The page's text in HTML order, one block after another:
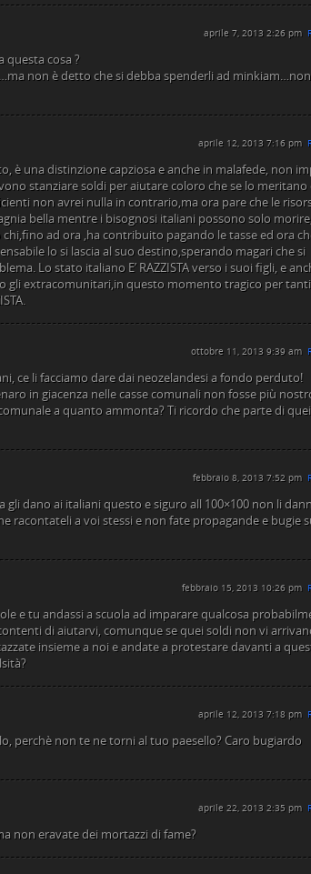
aprile 7, 2013 2:26 pm
questa cosa ?
non è detto che si debba spenderli ad
aprile 12, 2013 7:16 pm
è una distinzione capziosa e anche in malafede, non
stanziare soldi per aiutare coloro che se lo meritano
non avrei nulla in contrario,ma ora pare che le
bella mentre i bisognosi italiani possono solo
ad ora ,ha contribuito pagando le tasse ed ora
lo si lascia al suo destino,sperando magari che si
Lo stato italiano E’ RAZZISTA verso i suoi figli, e
gli extracomunitari,in questo momento tragico per tanti
ottobre 11, 2013 9:39 am
ce li facciamo dare dai neozelandesi a fondo perduto!
in giacenza nelle casse comunali non fosse più
a quanto ammonta? Ti ricordo che parte di
febbraio 8, 2013 7:52 pm
dano ai italiani questo e siguro all 100×100 non li
racontateli a voi stessi e non fate propagande e bugie
febbraio 15, 2013 10:26 pm
e tu andassi a scuola ad imparare qualcosa
di aiutarvi, comunque se quei soldi non vi
insieme a noi e andate a protestare davanti a
aprile 12, 2013 7:18 pm
perchè non te ne torni al tuo paesello? Caro bugiardo
aprile 22, 2013 2:35 pm
non eravate dei mortazzi di fame?